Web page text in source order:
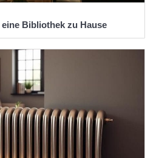
Bibliothek zu Hause